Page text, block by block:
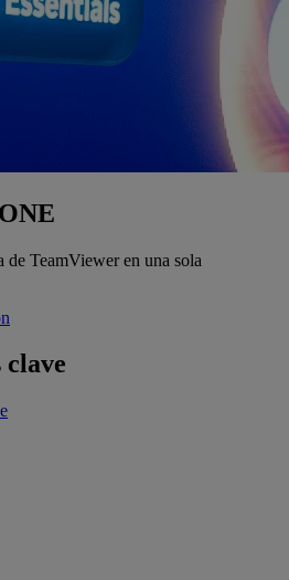
de TeamViewer en una sola
clave